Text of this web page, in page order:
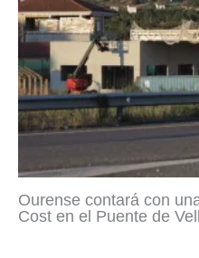
Ourense contará con
Cost en el Puente de